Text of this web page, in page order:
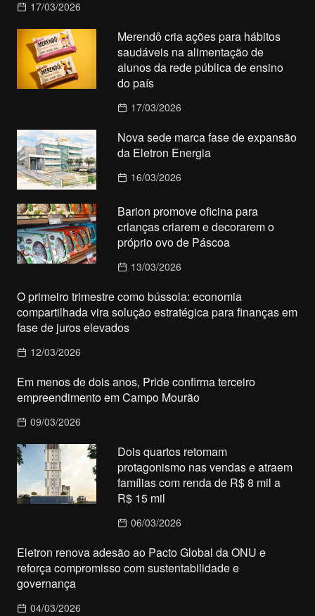
17/03/2026
Merendô cria ações para hábitos
saudáveis na alimentação de
alunos da rede pública de ensino
do país
17/03/2026
Nova sede marca fase de expansão
da Eletron Energia
16/03/2026
Barion promove oficina para
crianças criarem e decorarem o
próprio ovo de Páscoa
13/03/2026
O primeiro trimestre como bússola: economia
compartilhada vira solução estratégica para finanças em
fase de juros elevados
12/03/2026
Em menos de dois anos, Pride confirma terceiro
empreendimento em Campo Mourão
09/03/2026
Dois quartos retomam
protagonismo nas vendas e atraem
famílias com renda de R$ 8 mil a
R$ 15 mil
06/03/2026
Eletron renova adesão ao Pacto Global da ONU e
reforça compromisso com sustentabilidade e
governança
04/03/2026